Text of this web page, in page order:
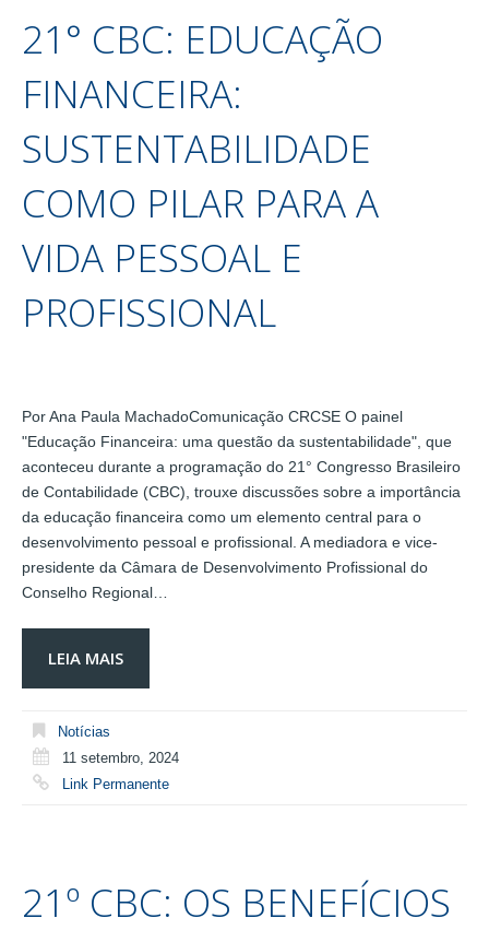
21° CBC: EDUCAÇÃO
FINANCEIRA:
SUSTENTABILIDADE
COMO PILAR PARA A
VIDA PESSOAL E
PROFISSIONAL
Por Ana Paula MachadoComunicação CRCSE O painel
"Educação Financeira: uma questão da sustentabilidade", que
aconteceu durante a programação do 21° Congresso Brasileiro
de Contabilidade (CBC), trouxe discussões sobre a importância
da educação financeira como um elemento central para o
desenvolvimento pessoal e profissional. A mediadora e vice-
presidente da Câmara de Desenvolvimento Profissional do
Conselho Regional…
LEIA MAIS
Notícias
11 setembro, 2024
Link Permanente
21º CBC: OS BENEFÍCIOS